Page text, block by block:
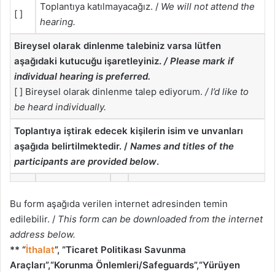
[ ]
Toplantıya katılmayacağız. / We will not attend the
hearing.
Bireysel olarak dinlenme talebiniz varsa lütfen
aşağıdaki kutucuğu işaretleyiniz. / Please mark if
individual hearing is preferred.
[ ] Bireysel olarak dinlenme talep ediyorum. / I’d like to
be heard individually.
Toplantıya iştirak edecek kişilerin isim ve unvanları
aşağıda belirtilmektedir. / Names and titles of the
participants are provided below.
Bu form aşağıda verilen internet adresinden temin
edilebilir. / This form can be downloaded from the internet
address below.
** “İthalat”, “Ticaret Politikası Savunma
Araçları”,“Korunma Önlemleri/Safeguards”,“Yürüyen